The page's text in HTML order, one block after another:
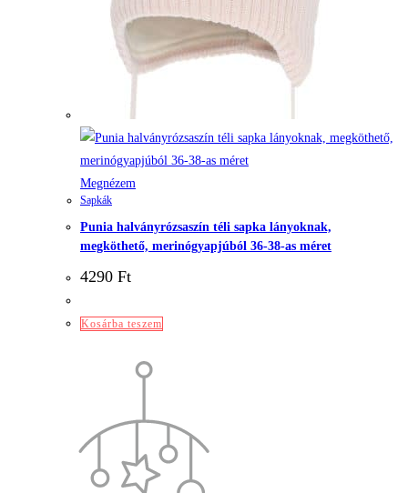
Megnézem
Sapkák
Punia halványrózsaszín téli sapka lányoknak,
megköthető, merinógyapjúból 36-38-as méret
4290 Ft
Kosárba teszem